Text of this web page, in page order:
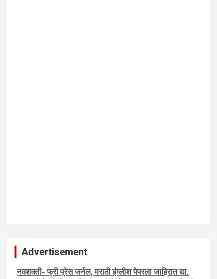
Advertisement
नवशक्ती- फ्री प्रेस जर्नल, मराठी इंग्लीश पेपरला जाहिरात द्या.